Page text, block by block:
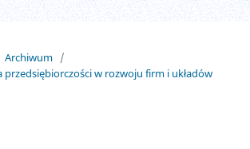
Archiwum /
przedsiębiorczości w rozwoju firm i układów